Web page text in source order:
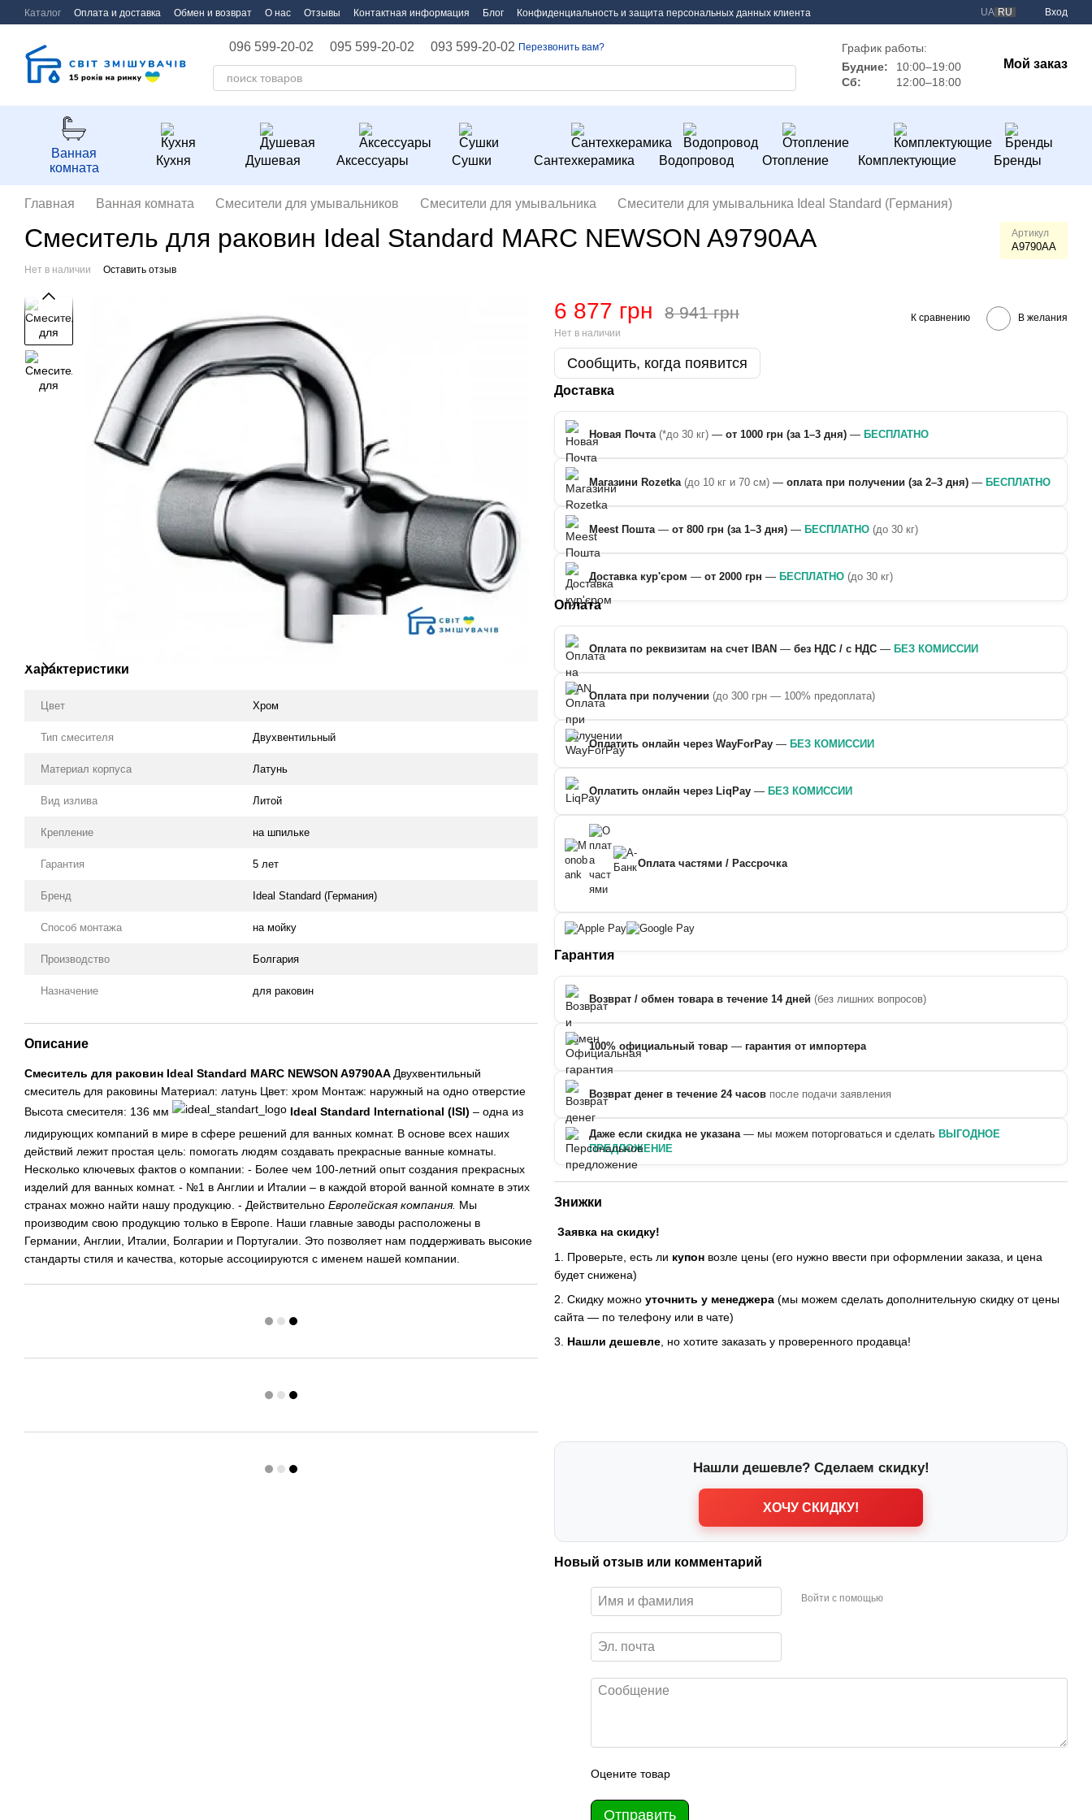
Перейти к основному контенту
Каталог Оплата и доставка Обмен и возврат О нас Отзывы Контактная информация Блог Конфиденциальность и защита персональных данных клиента UA RU Вход
096 599-20-02 095 599-20-02 093 599-20-02 Перезвонить вам?
График работы:
Будние:
10:00–19:00
Сб:
12:00–18:00
Мой заказ
Ванная
комната
Кухня Душевая Аксессуары Сушки Сантехкерамика Водопровод Отопление Комплектующие Бренды
Главная Ванная комната Смесители для умывальников Смесители для умывальника Смесители для умывальника Ideal Standard (Германия)
Смеситель для раковин Ideal Standard MARC NEWSON A9790AA Артикул
A9790AA
Нет в наличии Оставить отзыв
Характеристики
Цвет Хром
Тип смесителя Двухвентильный
Материал корпуса Латунь
Вид излива Литой
Крепление на шпильке
Гарантия 5 лет
Бренд Ideal Standard (Германия)
Способ монтажа на мойку
Производство Болгария
Назначение для раковин
Описание
Смеситель для раковин Ideal Standard MARC NEWSON A9790AA Двухвентильный
смеситель для раковины Материал: латунь Цвет: хром Монтаж: наружный на одно отверстие
Высота смесителя: 136 мм
Ideal Standard International (ISI) – одна из
лидирующих компаний в мире в сфере решений для ванных комнат. В основе всех наших
действий лежит простая цель: помогать людям создавать прекрасные ванные комнаты.
Несколько ключевых фактов о компании: - Более чем 100-летний опыт создания прекрасных
изделий для ванных комнат. - №1 в Англии и Италии – в каждой второй ванной комнате в этих
странах можно найти нашу продукцию. - Действительно Европейская компания. Мы
производим свою продукцию только в Европе. Наши главные заводы расположены в
Германии, Англии, Италии, Болгарии и Португалии. Это позволяет нам поддерживать высокие
стандарты стиля и качества, которые ассоциируются с именем нашей компании.
6 877 грн 8 941 грн
Нет в наличии
К сравнению В желания
Сообщить, когда появится
Доставка
Новая Почта (*до 30 кг) — от 1000 грн (за 1–3 дня) — БЕСПЛАТНО
Магазини Rozetka (до 10 кг и 70 см) — оплата при получении (за 2–3 дня) — БЕСПЛАТНО
Meest Пошта — от 800 грн (за 1–3 дня) — БЕСПЛАТНО (до 30 кг)
Доставка кур'єром — от 2000 грн — БЕСПЛАТНО (до 30 кг)
Оплата
Оплата по реквизитам на счет IBAN — без НДС / с НДС — БЕЗ КОМИССИИ
Оплата при получении (до 300 грн — 100% предоплата)
Оплатить онлайн через WayForPay — БЕЗ КОМИССИИ
Оплатить онлайн через LiqPay — БЕЗ КОМИССИИ
Оплата частями / Рассрочка
Гарантия
Возврат / обмен товара в течение 14 дней (без лишних вопросов)
100% официальный товар — гарантия от импортера
Возврат денег в течение 24 часов после подачи заявления
Даже если скидка не указана— мы можем поторговаться и сделать ВЫГОДНОЕ
ПРЕДЛОЖЕНИЕ
Знижки
Заявка на скидку!
1. Проверьте, есть ли купон возле цены (его нужно ввести при оформлении заказа, и цена
будет снижена)
2. Скидку можно уточнить у менеджера (мы можем сделать дополнительную скидку от цены
сайта — по телефону или в чате)
3. Нашли дешевле, но хотите заказать у проверенного продавца!
Нашли дешевле? Сделаем скидку!
ХОЧУ СКИДКУ!
Новый отзыв или комментарий
Войти с помощью
Оцените товар
Отправить